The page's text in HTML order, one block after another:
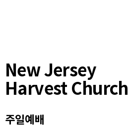
New Jersey
Harvest Church
주일예배